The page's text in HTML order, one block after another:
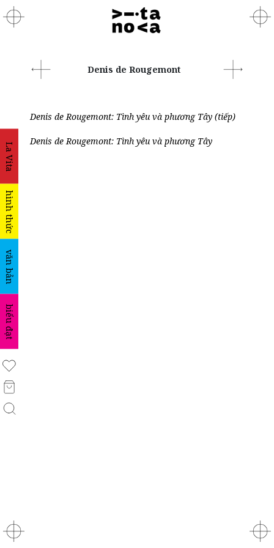
La Vita
hình thức
văn bản
biểu đạt
Denis de Rougemont
Denis de Rougemont: Tình yêu và phương Tây (tiếp)
Denis de Rougemont: Tình yêu và phương Tây